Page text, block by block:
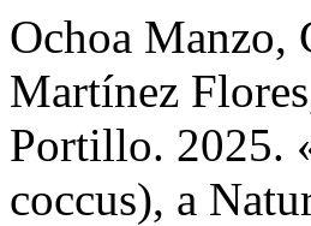
Ochoa Manzo,
Martínez
Portillo. 2025.
coccus), a